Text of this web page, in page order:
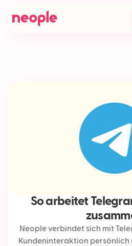
So arbeitet
Neople verbindet sich mit
Kundeninteraktion